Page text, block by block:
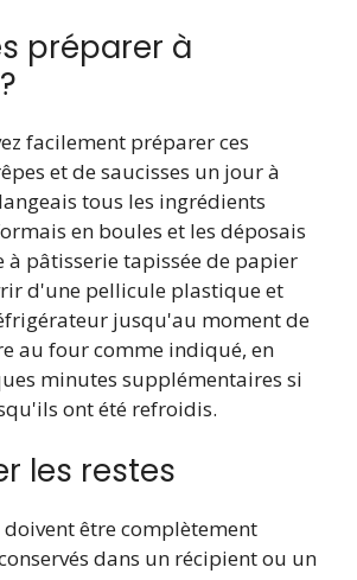
préparer à
facilement préparer ces
et de saucisses un jour à
tous les ingrédients
en boules et les déposais
à pâtisserie tapissée de papier
d'une pellicule plastique et
jusqu'au moment de
au four comme indiqué, en
minutes supplémentaires si
ont été refroidis.
les restes
doivent être complètement
dans un récipient ou un